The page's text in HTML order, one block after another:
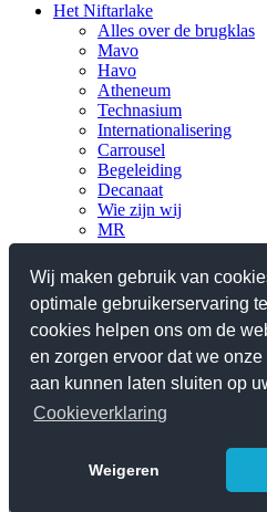
Wij maken gebruik van
optimale gebruikerservaring
cookies helpen ons om de
en zorgen ervoor dat we
aan kunnen laten sluiten op
Cookieverklaring
Weigeren
Het Niftarlake
Alles over de brugklas
Mavo
Havo
Atheneum
Technasium
Internationalisering
Carrousel
Begeleiding
Decanaat
Wie zijn wij
MR
Verantwoording
Nieuws
Praktisch
Planningen en lestijden
Ziek, absent en verlof
Reglementen/
Schoolgids 2025-2026
Contact
Webshop iPad